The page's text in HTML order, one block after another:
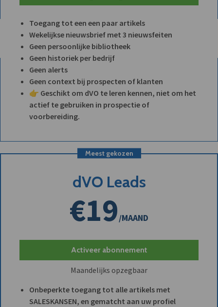
Toegang tot een een paar artikels
Wekelijkse nieuwsbrief met 3 nieuwsfeiten
Geen persoonlijke bibliotheek
Geen historiek per bedrijf
Geen alerts
Geen context bij prospecten of klanten
👉 Geschikt om dVO te leren kennen, niet om het
actief te gebruiken in prospectie of
voorbereiding.
Meest gekozen
dVO Leads
€19/MAAND
Activeer abonnement
Maandelijks opzegbaar
Onbeperkte toegang tot alle artikels met
SALESKANSEN, en gematcht aan uw profiel